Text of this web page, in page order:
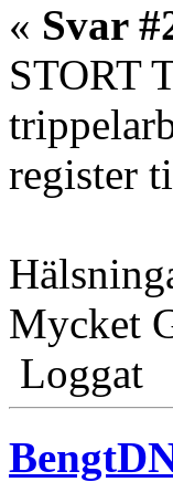
« Svar
STORT
register
Mycket
Loggat